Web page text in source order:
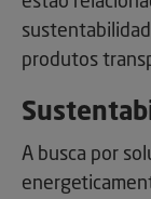
produtos
A busca por